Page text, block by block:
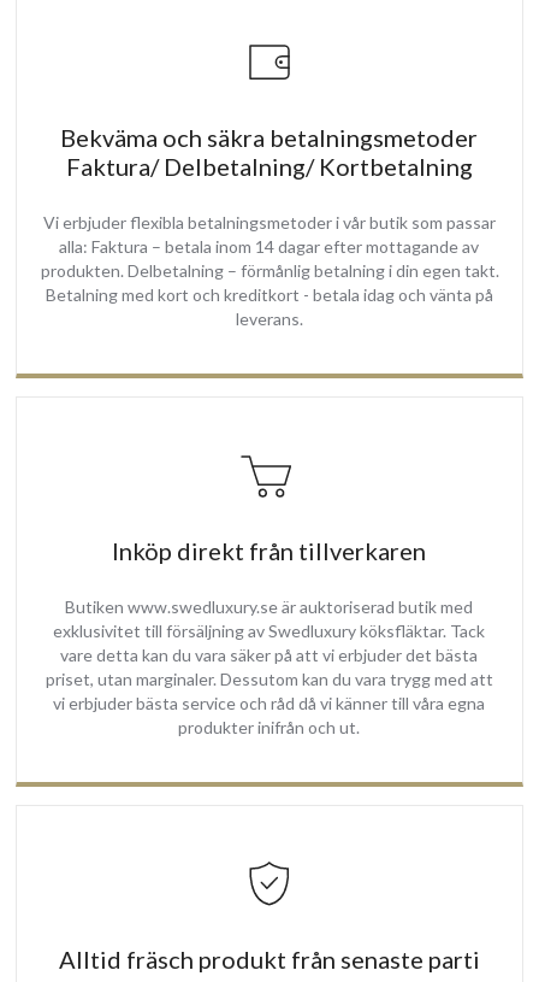
Bekväma och säkra betalningsmetoder
Faktura/ Delbetalning/ Kortbetalning
Vi erbjuder flexibla betalningsmetoder i vår butik som passar
alla: Faktura – betala inom 14 dagar efter mottagande av
produkten. Delbetalning – förmånlig betalning i din egen takt.
Betalning med kort och kreditkort - betala idag och vänta på
leverans.
Inköp direkt från tillverkaren
Butiken www.swedluxury.se är auktoriserad butik med
exklusivitet till försäljning av Swedluxury köksfläktar. Tack
vare detta kan du vara säker på att vi erbjuder det bästa
priset, utan marginaler. Dessutom kan du vara trygg med att
vi erbjuder bästa service och råd då vi känner till våra egna
produkter inifrån och ut.
Alltid fräsch produkt från senaste parti